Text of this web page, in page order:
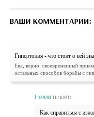
ВАШИ КОММЕНТАРИИ:
Гипертония - что стоит о ней
Ева, верно: своевременный
остальных способов борьбы с
Нелли пишет:
Как справиться с